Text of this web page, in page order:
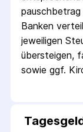
Banken
jeweiligen
übersteigen,
sowie ggf.